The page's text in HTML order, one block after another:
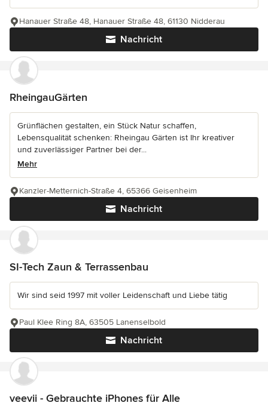
Nachricht
Hanauer Straße 48, Hanauer Straße 48, 61130 Nidderau
RheingauGärten
Grünflächen gestalten, ein Stück Natur schaffen,
Lebensqualität schenken: Rheingau Gärten ist Ihr kreativer
und zuverlässiger Partner bei der...
Mehr
Nachricht
Kanzler-Metternich-Straße 4, 65366 Geisenheim
SI-Tech Zaun & Terrassenbau
Wir sind seid 1997 mit voller Leidenschaft und Liebe tätig
Nachricht
Paul Klee Ring 8A, 63505 Lanenselbold
veevii - Gebrauchte iPhones für Alle